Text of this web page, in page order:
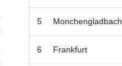
5 Monchengladbach
6 Frankfurt